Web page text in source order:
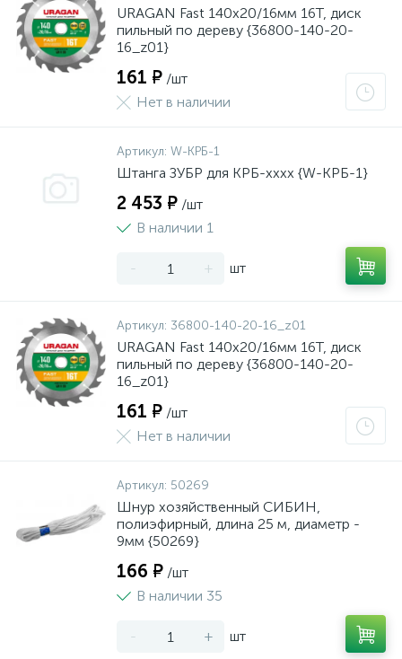
URAGAN Fast 140x20/16мм 16Т, диск
пильный по дереву {36800-140-20-
16_z01}
161 ₽ /шт
Нет в наличии
Артикул: W-КРБ-1
Штанга ЗУБР для КРБ-хххх {W-КРБ-1}
2 453 ₽ /шт
В наличии 1
- + шт
Артикул: 36800-140-20-16_z01
URAGAN Fast 140x20/16мм 16Т, диск
пильный по дереву {36800-140-20-
16_z01}
161 ₽ /шт
Нет в наличии
Артикул: 50269
Шнур хозяйственный СИБИН,
полиэфирный, длина 25 м, диаметр -
9мм {50269}
166 ₽ /шт
В наличии 35
- + шт